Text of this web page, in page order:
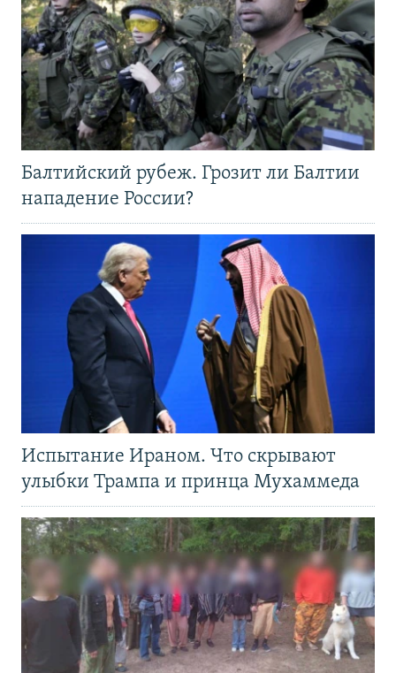
Балтийский рубеж. Грозит ли Балтии
нападение России?
Испытание Ираном. Что скрывают
улыбки Трампа и принца Мухаммеда